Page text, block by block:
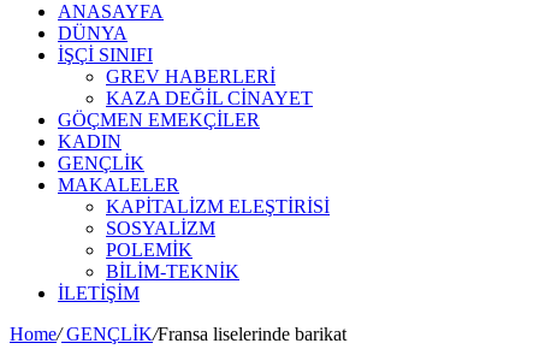
ANASAYFA
DÜNYA
İŞÇİ SINIFI
GREV HABERLERİ
KAZA DEĞİL CİNAYET
GÖÇMEN EMEKÇİLER
KADIN
GENÇLİK
MAKALELER
KAPİTALİZM ELEŞTİRİSİ
SOSYALİZM
POLEMİK
BİLİM-TEKNİK
ILETIŞIM
Home/GENÇLİK/Fransa liselerinde barikat